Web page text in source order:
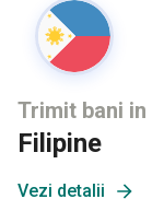
Trimit bani in
Filipine
Vezi detalii